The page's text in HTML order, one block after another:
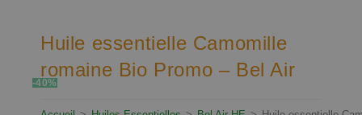
-40%
Huile essentielle Camomille
romaine Bio Promo – Bel Air